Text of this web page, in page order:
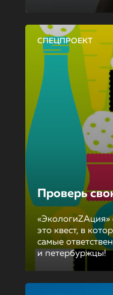
СПЕЦПРОЕКТ
Проверь
это квест, в
самые
и петербуржцы!